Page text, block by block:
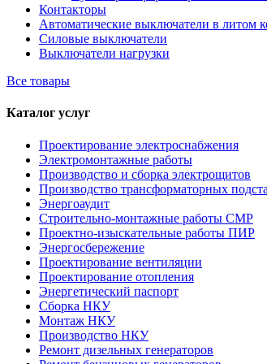
Контакторы
Автоматические выключатели в литом
Силовые выключатели
Выключатели нагрузки
Все товары
Каталог услуг
Проектирование электроснабжения
Электромонтажные работы
Производство и сборка электрощитов
Производство трансформаторных
Энергоаудит
Строительно-монтажные работы СМР
Проектно-изыскательные работы ПИР
Энергосбережение
Проектирование вентиляции
Проектирование отопления
Энергетический паспорт
Сборка НКУ
Монтаж НКУ
Производство НКУ
Ремонт дизельных генераторов